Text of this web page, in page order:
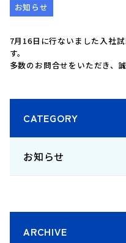
CATEGORY
お知らせ
ARCHIVE
お知らせ
7月16日に行ないました入社
す。
多数のお問合せをいただき、